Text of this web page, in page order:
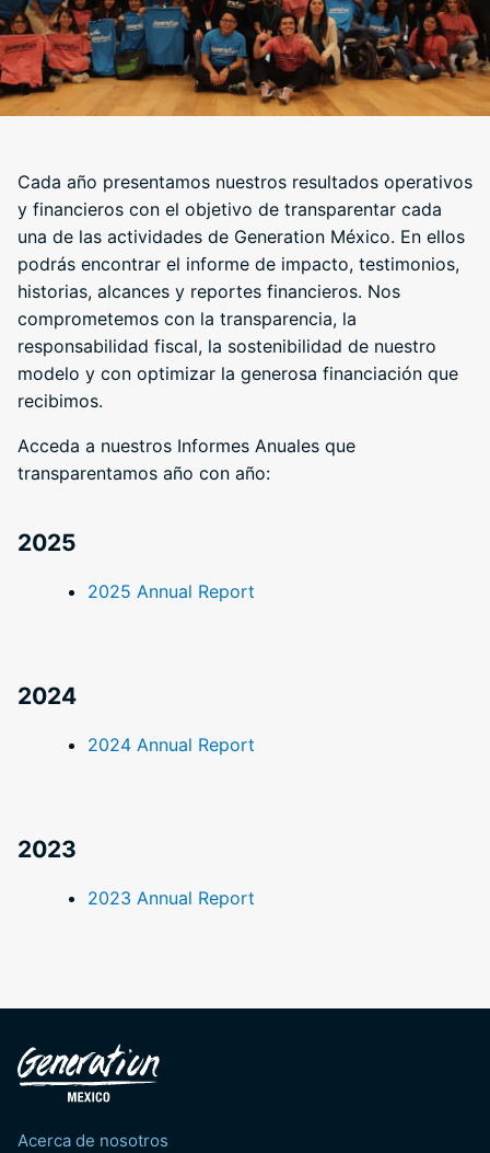
Cada año presentamos nuestros resultados operativos
y financieros con el objetivo de transparentar cada
una de las actividades de Generation México. En ellos
podrás encontrar el informe de impacto, testimonios,
historias, alcances y reportes financieros. Nos
comprometemos con la transparencia, la
responsabilidad fiscal, la sostenibilidad de nuestro
modelo y con optimizar la generosa financiación que
recibimos.
Acceda a nuestros Informes Anuales que
transparentamos año con año:
2025
2025 Annual Report
2024
2024 Annual Report
2023
2023 Annual Report
Acerca de nosotros